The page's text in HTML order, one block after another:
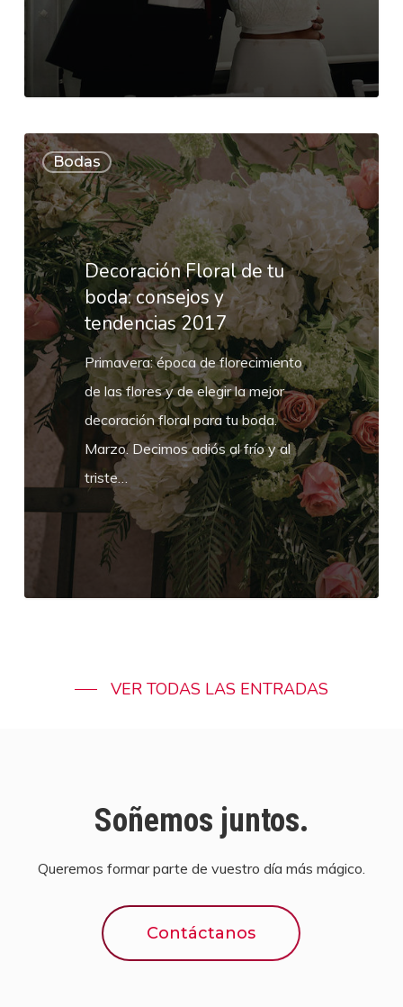
Bodas
Decoración
Floral
de
tu
boda:
consejos
tendencias
2017
Decoración Floral de tu
boda: consejos y
tendencias 2017
Primavera: época de florecimiento
de las flores y de elegir la mejor
decoración floral para tu boda.
Marzo. Decimos adiós al frío y al
triste…
VER TODAS LAS ENTRADAS
Soñemos juntos.
Queremos formar parte de vuestro día más mágico.
Contáctanos